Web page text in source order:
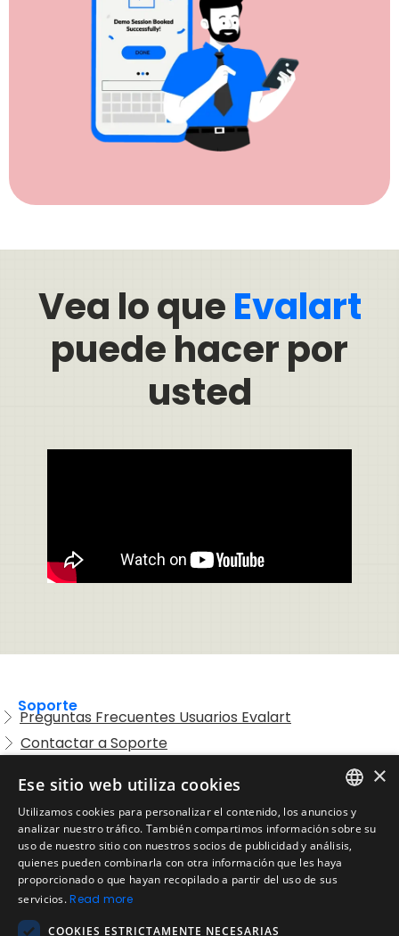
Vea lo queEvalart
puede hacer por
usted
Soporte
Preguntas Frecuentes Usuarios Evalart
Contactar a Soporte
Legal
Condiciones de Servicio
Aviso de privacidad
Política de cookies
Política de devoluciones
Acuerdo de licencia de usuario
ENGLISH
SPANISH
×
Ese sitio web utiliza cookies
Utilizamos cookies para personalizar el contenido, los anuncios y
analizar nuestro tráfico. También compartimos información sobre su
uso de nuestro sitio con nuestros socios de publicidad y análisis,
quienes pueden combinarla con otra información que les haya
proporcionado o que hayan recopilado a partir del uso de sus
servicios.Read more
COOKIES ESTRICTAMENTE NECESARIAS